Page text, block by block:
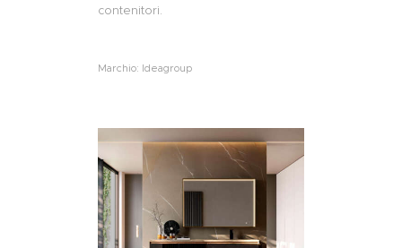
contenitori.
Marchio: Ideagroup